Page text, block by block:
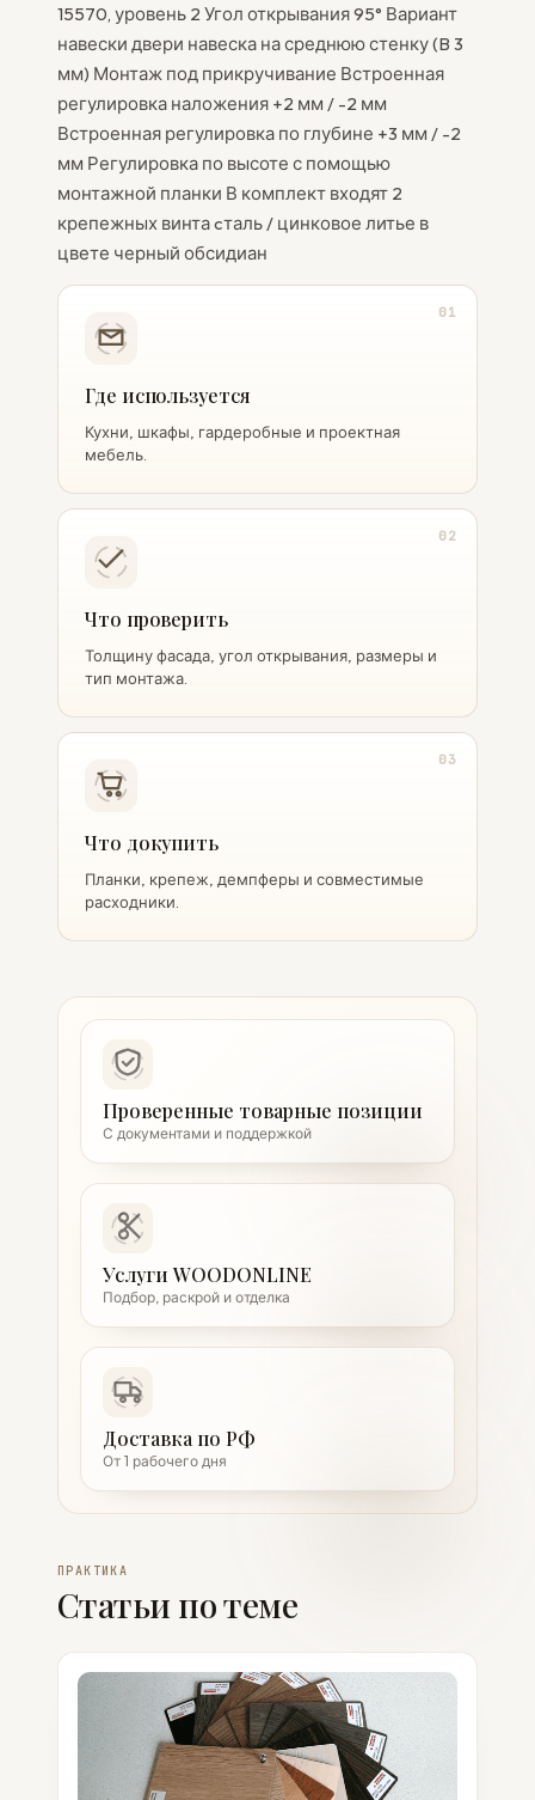
15570, уровень 2 Угол открывания 95° Вариант
навески двери навеска на среднюю стенку (B 3
мм) Монтаж под прикручивание Встроенная
регулировка наложения +2 мм / -2 мм
Встроенная регулировка по глубине +3 мм / -2
мм Регулировка по высоте с помощью
монтажной планки В комплект входят 2
крепежных винта cталь / цинковое литье в
цвете черный обсидиан
01
Где используется
Кухни, шкафы, гардеробные и проектная
мебель.
02
Что проверить
Толщину фасада, угол открывания, размеры и
тип монтажа.
03
Что докупить
Планки, крепеж, демпферы и совместимые
расходники.
Проверенные товарные позиции
С документами и поддержкой
Услуги WOODONLINE
Подбор, раскрой и отделка
Доставка по РФ
От 1 рабочего дня
ПРАКТИКА
Статьи по теме